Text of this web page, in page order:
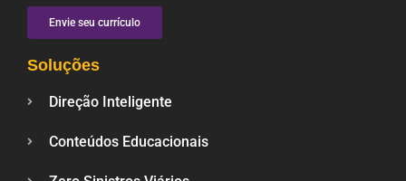
Envie seu currículo
Soluções
Direção Inteligente
Conteúdos Educacionais